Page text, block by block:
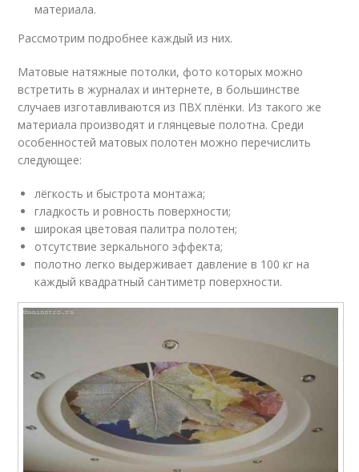
материала.
Рассмотрим подробнее каждый из них.
Матовые натяжные потолки, фото которых можно
встретить в журналах и интернете, в большинстве
случаев изготавливаются из ПВХ плёнки. Из такого же
материала производят и глянцевые полотна. Среди
особенностей матовых полотен можно перечислить
следующее:
лёгкость и быстрота монтажа;
гладкость и ровность поверхности;
широкая цветовая палитра полотен;
отсутствие зеркального эффекта;
полотно легко выдерживает давление в 100 кг на
каждый квадратный сантиметр поверхности.